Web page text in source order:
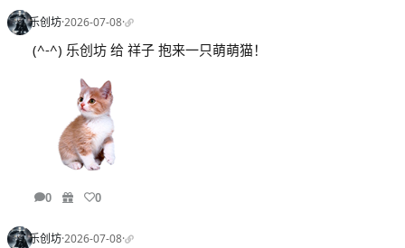
乐创坊·2026-07-08·
(^-^) 乐创坊 给 祥子 抱来一只萌萌猫！
0 0
乐创坊·2026-07-08·